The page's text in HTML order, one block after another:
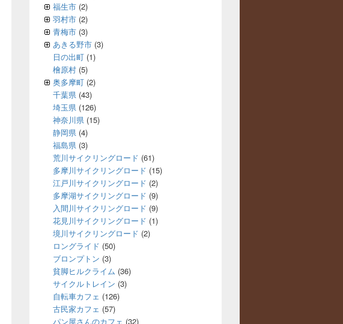
福生市 (2)
羽村市 (2)
青梅市 (3)
あきる野市 (3)
日の出町 (1)
檜原村 (5)
奥多摩町 (2)
千葉県 (43)
埼玉県 (126)
神奈川県 (15)
静岡県 (4)
福島県 (3)
荒川サイクリングロード (61)
多摩川サイクリングロード (15)
江戸川サイクリングロード (2)
多摩湖サイクリングロード (9)
入間川サイクリングロード (9)
花見川サイクリングロード (1)
境川サイクリングロード (2)
ロングライド (50)
ブロンプトン (3)
貧脚ヒルクライム (36)
サイクルトレイン (3)
自転車カフェ (126)
古民家カフェ (57)
パン屋さんのカフェ (32)